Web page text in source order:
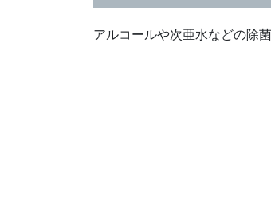
アルコールや次亜水などの除